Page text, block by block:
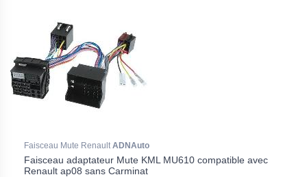
Faisceau Mute RenaultADNAuto
Faisceau adaptateur Mute KML MU610 compatible avec
Renault ap08 sans Carminat